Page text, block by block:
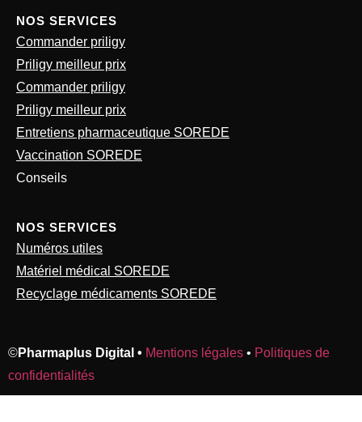
NOS SERVICES
Commander priligy
Priligy meilleur prix
Commander priligy
Priligy meilleur prix
Entretiens pharmaceutique SOREDE
Vaccination SOREDE
Conseils
NOS SERVICES
Numéros utiles
Matériel médical SOREDE
Recyclage médicaments SOREDE
©Pharmaplus Digital • Mentions légales • Politiques de
confidentialités